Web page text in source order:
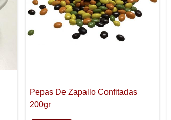
Pepas De Zapallo Confitadas
200gr